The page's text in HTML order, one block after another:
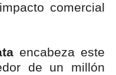
comercial
encabeza este
de un millón